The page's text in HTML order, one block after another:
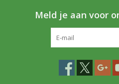
Meld je aan voor